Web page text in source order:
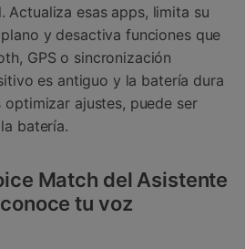
Actualiza esas apps, limita su
y desactiva funciones que
GPS o sincronización
es antiguo y la batería dura
ajustes, puede ser
batería.
Match del Asistente
tu voz